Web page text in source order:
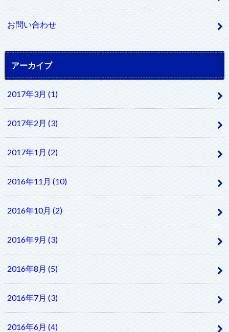
お問い合わせ
アーカイブ
2017年3月 (1)
2017年2月 (3)
2017年1月 (2)
2016年11月 (10)
2016年10月 (2)
2016年9月 (3)
2016年8月 (5)
2016年7月 (3)
2016年6月 (4)